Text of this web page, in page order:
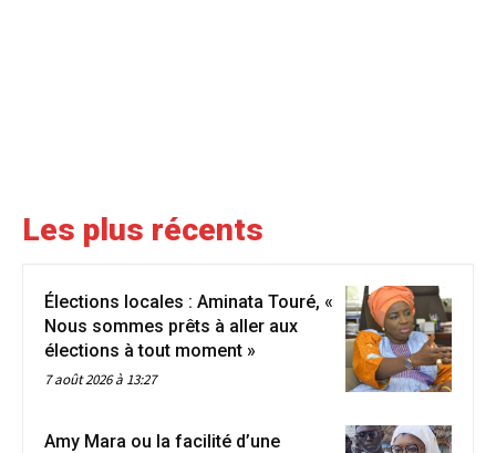
Les plus récents
Élections locales : Aminata Touré, «
Nous sommes prêts à aller aux
élections à tout moment »
7 août 2026 à 13:27
Amy Mara ou la facilité d’une